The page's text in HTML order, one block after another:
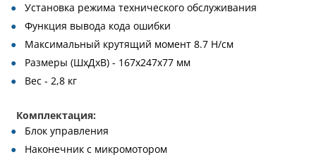
Установка режима технического обслуживания
Функция вывода кода ошибки
Максимальный крутящий момент 8.7 Н/см
Размеры (ШхДхВ) - 167x247x77 мм
Вес - 2,8 кг
Комплектация:
Блок управления
Наконечник с микромотором